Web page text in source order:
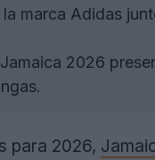
marca Adidas
2026
para 2026,